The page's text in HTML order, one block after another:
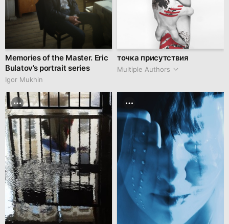
Memories of the Master. Eric
Bulatov’s portrait series
Igor Mukhin
точка присутствия
Multiple Authors